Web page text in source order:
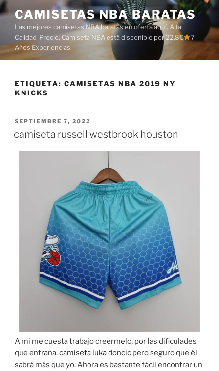
Saltar
al
contenido
CAMISETAS NBA BARATAS
Las mejores camisetas NBA baratas en oferta aquí. Alta
Calidad-Precio. Camiseta NBA está disponible por 22,8€
7
Años Experiencias.
ETIQUETA: CAMISETAS NBA 2019 NY
KNICKS
PUBLICADO
SEPTIEMBRE 7, 2022
camiseta russell westbrook houston
A mi me cuesta trabajo creermelo, por las dificulades
que entraña,camiseta luka doncic pero seguro que él
sabrá más que yo. Ahora es bastante fácil encontrar un